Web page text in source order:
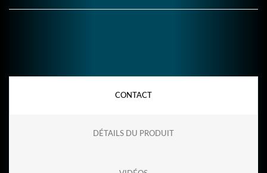
CONTACT
DÉTAILS DU PRODUIT